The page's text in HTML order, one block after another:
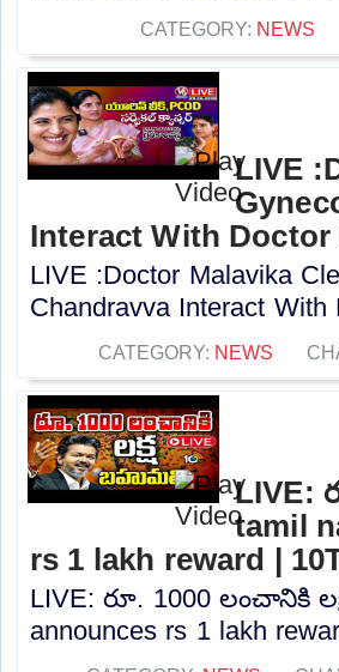
CATEGORY: NEWS
LIVE
Interact With Doctor
LIVE :Doctor Malavika
Chandravva Interact
CATEGORY: NEWS
LIVE:
tamil
rs 1 lakh reward |
LIVE: రూ. 1000 లంచానికి
announces rs 1 lakh